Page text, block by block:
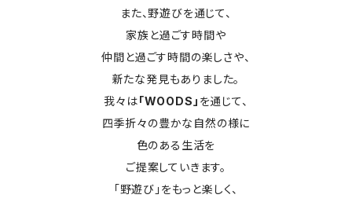
また、野遊びを通じて、
家族と過ごす時間や
仲間と過ごす時間の楽しさや、
新たな発見もありました。
我々は「WOODS」 を通じて、
四季折々の豊かな自然の様に
色のある生活を
ご提案していきます。
「野遊び」をもっと楽しく、